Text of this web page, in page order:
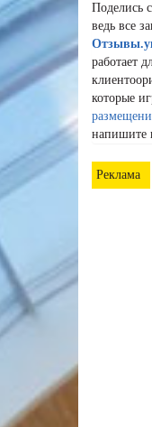
Поделись
ведь все
работает
которые
напишите
Реклама